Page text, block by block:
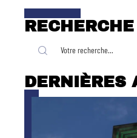
RECHERCHE
DERNIÈRES